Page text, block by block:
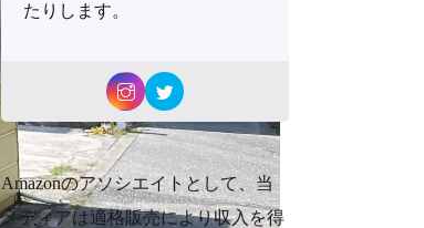
たりします。
Amazonのアソシエイトとして、当
メディアは適格販売により収入を得